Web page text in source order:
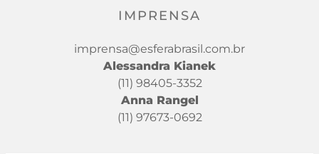
IMPRENSA
imprensa@esferabrasil.com.br
Alessandra Kianek
(11) 98405-3352
Anna Rangel
(11) 97673-0692